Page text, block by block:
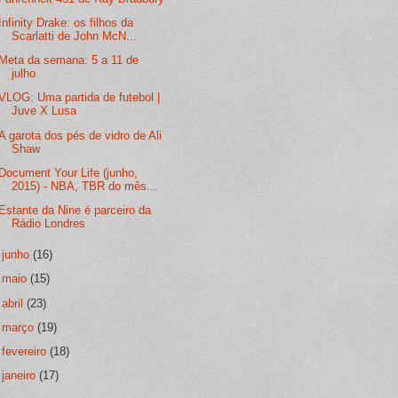
Drake: os filhos da
Scarlatti de John McN...
da semana: 5 a 11 de
julho
Uma partida de futebol |
Juve X Lusa
garota dos pés de vidro de Ali
Shaw
Your Life (junho,
2015) - NBA, TBR do mês...
da Nine é parceiro da
Rádio Londres
junho(16)
maio(15)
abril(23)
março(19)
fevereiro(18)
janeiro(17)